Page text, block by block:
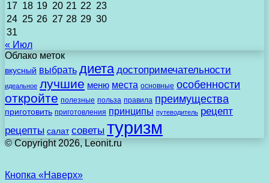
17 18 19 20 21 22 23
24 25 26 27 28 29 30
31
« Июл
Облако меток
вкусный выбрать диета достопримечательности
идеальное лучшие меню места основные особенности
откройте полезные польза правила преимущества
приготовить приготовления принципы путеводитель рецепт
рецепты салат советы туризм
© Copyright 2026, Leonit.ru
Кнопка «Наверх»